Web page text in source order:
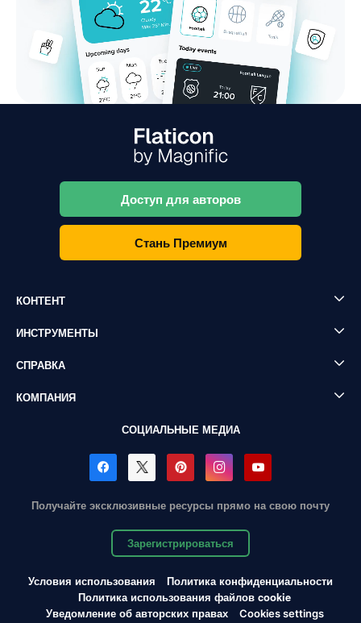
Доступ для авторов
Стань Премиум
КОНТЕНТ
ИНСТРУМЕНТЫ
СПРАВКА
КОМПАНИЯ
СОЦИАЛЬНЫЕ МЕДИА
Получайте эксклюзивные ресурсы прямо на свою почту
Зарегистрироваться
Условия использования
Политика конфиденциальности
Политика использования файлов cookie
Уведомление об авторских правах
Cookies settings